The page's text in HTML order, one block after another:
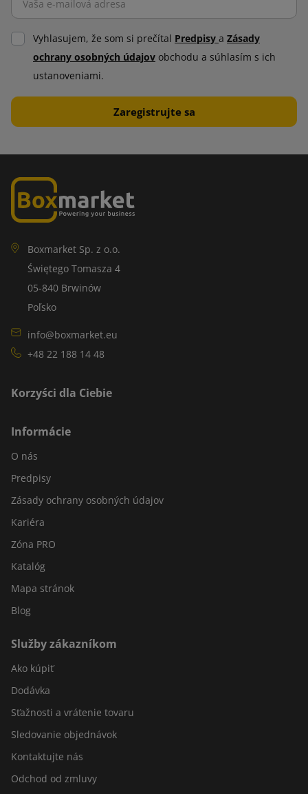
Vyhlasujem, že som si prečítal Predpisy a Zásady
ochrany osobných údajov obchodu a súhlasím s ich
ustanoveniami.
Boxmarket Sp. z o.o.
Świętego Tomasza 4
05-840 Brwinów
Poľsko
info@boxmarket.eu
+48 22 188 14 48
Korzyści dla Ciebie
Informácie
O nás
Predpisy
Zásady ochrany osobných údajov
Kariéra
Zóna PRO
Katalóg
Mapa stránok
Blog
Služby zákazníkom
Ako kúpiť
Dodávka
Sťažnosti a vrátenie tovaru
Sledovanie objednávok
Kontaktujte nás
Odchod od zmluvy